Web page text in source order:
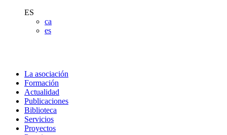
ES
ca
es
La asociación
Formación
Actualidad
Publicaciones
Biblioteca
Servicios
Proyectos